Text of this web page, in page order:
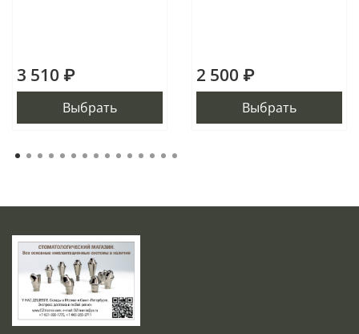
3 510 ₽
Выбрать
2 500 ₽
Выбрать